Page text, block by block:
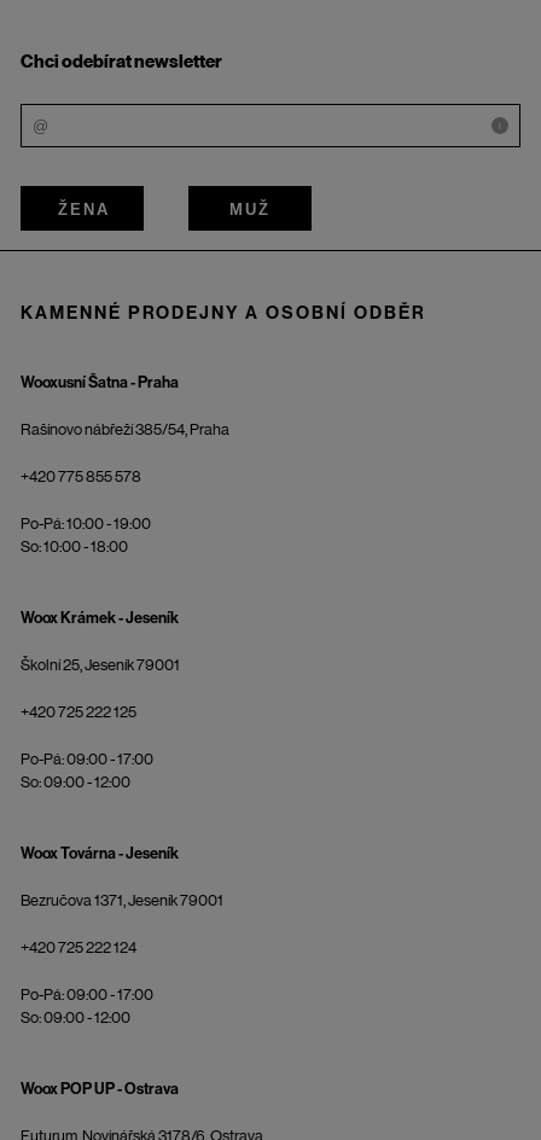
Chci odebírat newsletter
i
ŽENA MUŽ
KAMENNÉ PRODEJNY A OSOBNÍ ODBĚR
Wooxusní Šatna - Praha
Rašínovo nábřeží 385/54, Praha
+420 775 855 578
Po-Pá: 10:00 - 19:00
So: 10:00 - 18:00
Woox Krámek - Jeseník
Školní 25, Jeseník 79001
+420 725 222 125
Po-Pá: 09:00 - 17:00
So: 09:00 - 12:00
Woox Továrna - Jeseník
Bezručova 1371, Jeseník 79001
+420 725 222 124
Po-Pá: 09:00 - 17:00
So: 09:00 - 12:00
Woox POP UP - Ostrava
Futurum, Novinářská 3178/6, Ostrava